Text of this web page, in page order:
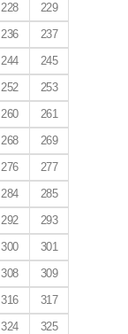
228
229
236
237
244
245
252
253
260
261
268
269
276
277
284
285
292
293
300
301
308
309
316
317
324
325